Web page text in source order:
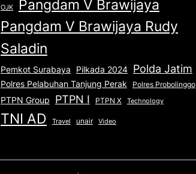
OJK Pangdam V Brawijaya
Pangdam V Brawijaya Rudy
Saladin
Pemkot Surabaya Pilkada 2024 Polda Jatim
Polres Pelabuhan Tanjung Perak Polres Probolinggo
PTPN Group PTPN I PTPN X Technology
TNI AD Travel unair Video